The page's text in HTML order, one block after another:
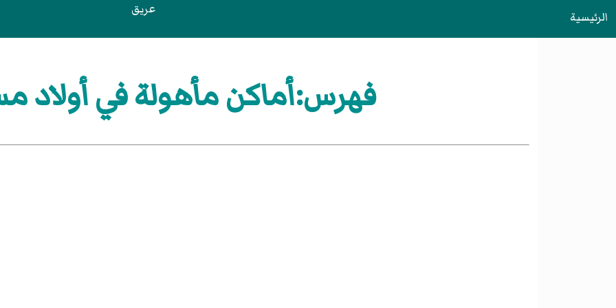
الرئيسية عريق
فهرس:أماكن مأهولة في أولاد